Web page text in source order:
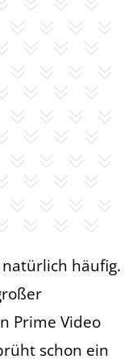
häufig.
Prime Video
schon ein